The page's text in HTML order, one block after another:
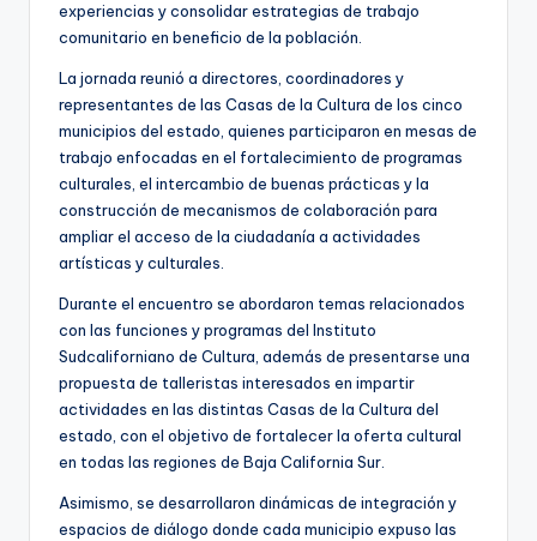
experiencias y consolidar estrategias de trabajo
comunitario en beneficio de la población.
La jornada reunió a directores, coordinadores y
representantes de las Casas de la Cultura de los cinco
municipios del estado, quienes participaron en mesas de
trabajo enfocadas en el fortalecimiento de programas
culturales, el intercambio de buenas prácticas y la
construcción de mecanismos de colaboración para
ampliar el acceso de la ciudadanía a actividades
artísticas y culturales.
Durante el encuentro se abordaron temas relacionados
con las funciones y programas del Instituto
Sudcaliforniano de Cultura, además de presentarse una
propuesta de talleristas interesados en impartir
actividades en las distintas Casas de la Cultura del
estado, con el objetivo de fortalecer la oferta cultural
en todas las regiones de Baja California Sur.
Asimismo, se desarrollaron dinámicas de integración y
espacios de diálogo donde cada municipio expuso las